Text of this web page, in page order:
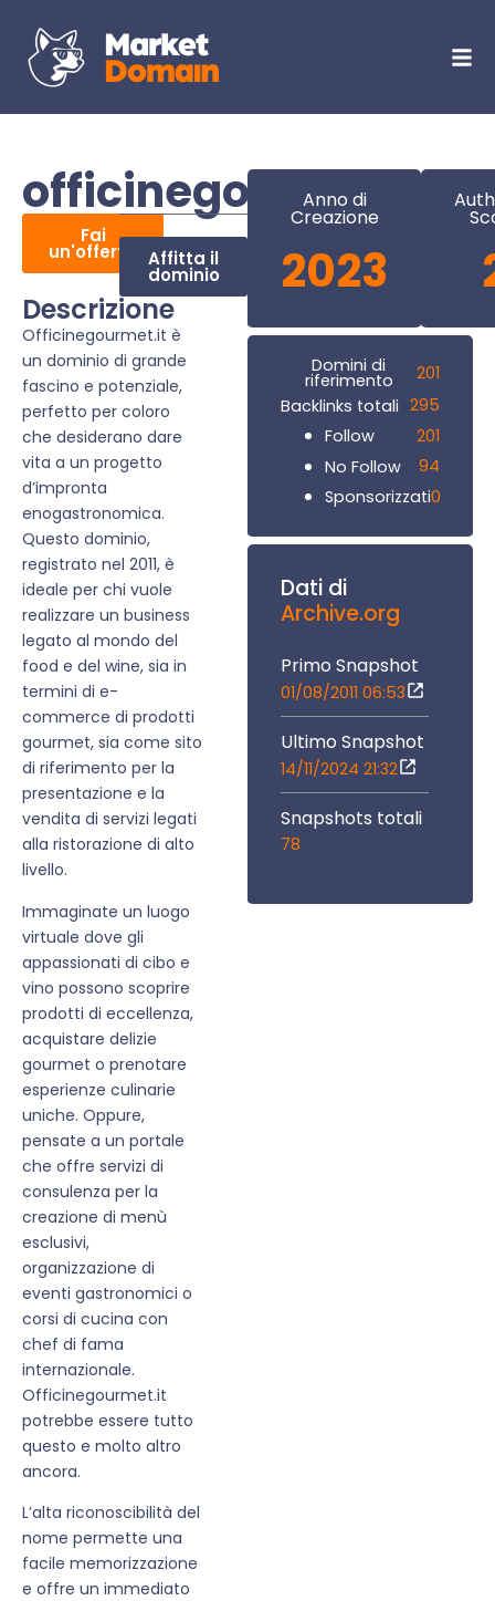
officinegourmet.it
Fai
un'offerta Affitta il
dominio
Descrizione
Officinegourmet.it è
un dominio di grande
fascino e potenziale,
perfetto per coloro
che desiderano dare
vita a un progetto
d’impronta
enogastronomica.
Questo dominio,
registrato nel 2011, è
ideale per chi vuole
realizzare un business
legato al mondo del
food e del wine, sia in
termini di e-
commerce di prodotti
gourmet, sia come sito
di riferimento per la
presentazione e la
vendita di servizi legati
alla ristorazione di alto
livello.
Immaginate un luogo
virtuale dove gli
appassionati di cibo e
vino possono scoprire
prodotti di eccellenza,
acquistare delizie
gourmet o prenotare
esperienze culinarie
uniche. Oppure,
pensate a un portale
che offre servizi di
consulenza per la
creazione di menù
esclusivi,
organizzazione di
eventi gastronomici o
corsi di cucina con
chef di fama
internazionale.
Officinegourmet.it
potrebbe essere tutto
questo e molto altro
ancora.
L’alta riconoscibilità del
nome permette una
facile memorizzazione
e offre un immediato
Anno di
Creazione
2023
Domini di
riferimento
201
Backlinks totali 295
Follow
201
No Follow
94
Sponsorizzati0
Dati di
Archive.org
Primo Snapshot
01/08/2011 06:53
Ultimo Snapshot
14/11/2024 21:32
Snapshots totali
78